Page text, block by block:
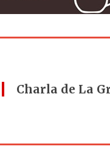
Charla de La